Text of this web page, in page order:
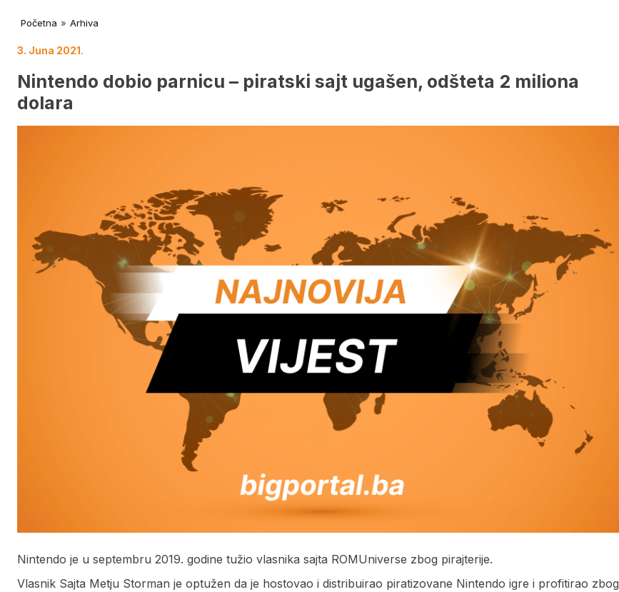
Početna » Arhiva
3. Juna 2021.
Nintendo dobio parnicu – piratski sajt ugašen, odšteta 2 miliona
dolara
Nintendo je u septembru 2019. godine tužio vlasnika sajta ROMUniverse zbog pirajterije.
Vlasnik Sajta Metju Storman je optužen da je hostovao i distribuirao piratizovane Nintendo igre i profitirao zbog